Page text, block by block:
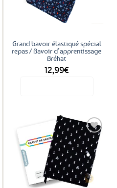
sur
la
Grand bavoir élastiqué spécial
repas / Bavoir d’apprentissage
Bréhat
12,99€
Ajouter
aux
favoris